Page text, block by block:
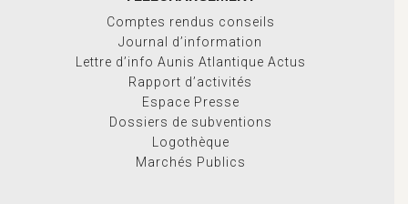
Comptes rendus conseils
Journal d’information
Lettre d’info Aunis Atlantique Actus
Rapport d’activités
Espace Presse
Dossiers de subventions
Logothèque
Marchés Publics